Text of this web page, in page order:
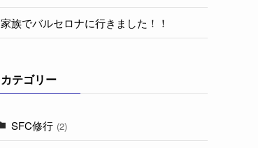
家族でバルセロナに行きました！！
カテゴリー
SFC修行 (2)